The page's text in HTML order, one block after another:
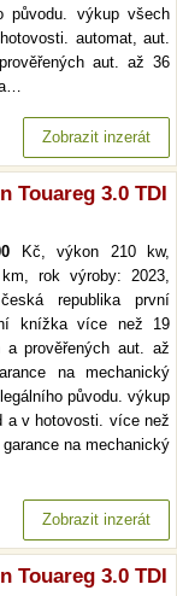
původu. výkup všech
automat, aut.
aut. až 36
Zobrazit inzerát
Touareg 3.0 TDI
Kč, výkon 210 kw,
rok výroby: 2023,
republika první
knížka více než 19
a prověřených aut. až
na mechanický
původu. výkup
a v hotovosti. více než
na mechanický
Zobrazit inzerát
Touareg 3.0 TDI